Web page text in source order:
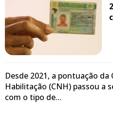
Desde 2021, a pontuação
Habilitação (CNH) passou a
com o tipo de…